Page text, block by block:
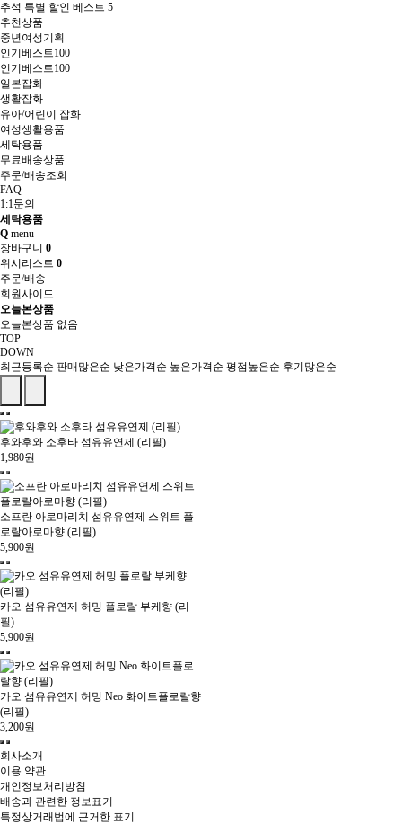
추석 특별 할인 베스트 5
추천상품
중년여성기획
인기베스트100
인기베스트100
일본잡화
생활잡화
유아/어린이 잡화
여성생활용품
세탁용품
무료배송상품
주문/배송조회
FAQ
1:1문의
세탁용품
Q menu
장바구니 0
위시리스트 0
주문/배송
회원사이드
오늘본상품
오늘본상품 없음
TOP
DOWN
최근등록순 판매많은순 낮은가격순 높은가격순 평점높은순 후기많은순
후와후와 소후타 섬유유연제 (리필)
1,980원
소프란 아로마리치 섬유유연제 스위트 플
로랄아로마향 (리필)
5,900원
카오 섬유유연제 허밍 플로랄 부케향 (리
필)
5,900원
카오 섬유유연제 허밍 Neo 화이트플로랄향
(리필)
3,200원
회사소개
이용 약관
개인정보처리방침
배송과 관련한 정보표기
특정상거래법에 근거한 표기